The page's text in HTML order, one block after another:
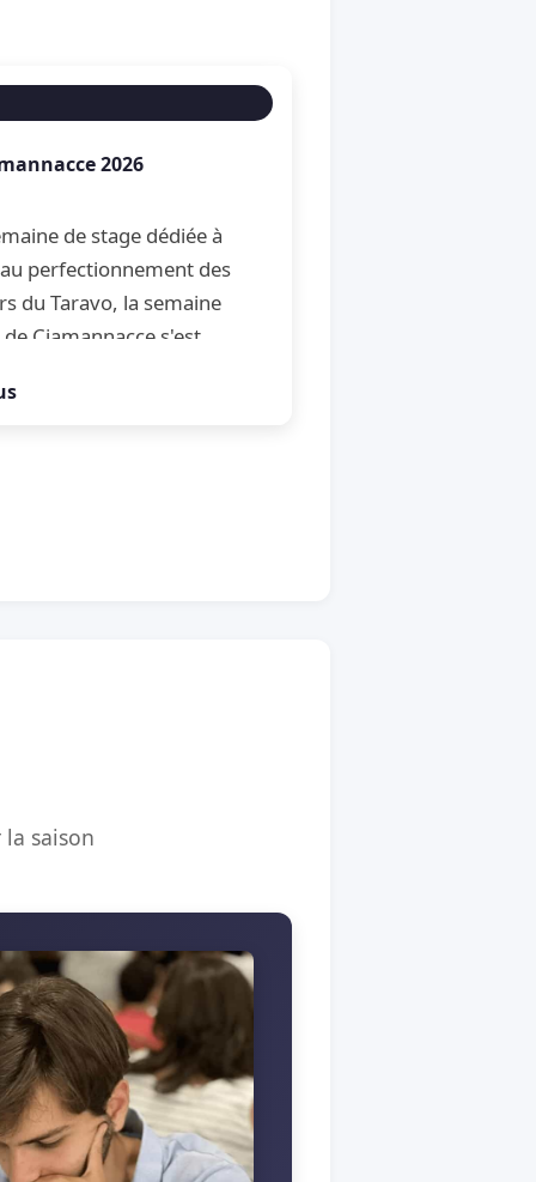
2026
de stage dédiée à
perfectionnement des
du Taravo, la semaine
Ciamannacce s'est
saison